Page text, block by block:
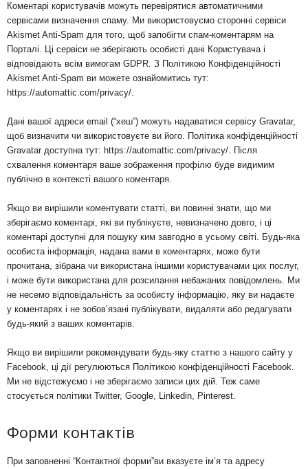
Коментарі користувачів можуть перевірятися автоматичними
сервісами визначення спаму. Ми використовуємо сторонні сервіси
Akismet Anti-Spam для того, щоб запобігти спам-коментарям на
Порталі. Ці сервіси не зберігають особисті дані Користувача і
відповідають всім вимогам GDPR. З Політикою Конфіденційності
Akismet Anti-Spam ви можете ознайомитись тут:
https://automattic.com/privacy/.
Дані вашої адреси email (“хеш”) можуть надаватися сервісу Gravatar,
щоб визначити чи використовуєте ви його. Політика конфіденційності
Gravatar доступна тут: https://automattic.com/privacy/. Після
схвалення коментаря ваше зображення профілю буде видимим
публічно в контексті вашого коментаря.
Якщо ви вирішили коментувати статті, ви повинні знати, що ми
зберігаємо коментарі, які ви публікуєте, невизначено довго, і ці
коментарі доступні для пошуку ким завгодно в усьому світі. Будь-яка
особиста інформація, надана вами в коментарях, може бути
прочитана, зібрана чи використана іншими користувачами цих послуг,
і може бути використана для розсилання небажаних повідомлень. Ми
не несемо відповідальність за особисту інформацію, яку ви надаєте
у коментарях і не зобов’язані публікувати, видаляти або редагувати
будь-який з ваших коментарів.
Якщо ви вирішили рекомендувати будь-яку статтю з нашого сайту у
Facebook, ці дії регулюються Політикою конфіденційності Facebook.
Ми не відстежуємо і не зберігаємо записи цих дій. Теж саме
стосується політики Twitter, Google, Linkedin, Pinterest.
Форми контактів
При заповненні “Контактної форми”ви вказуєте ім’я та адресу